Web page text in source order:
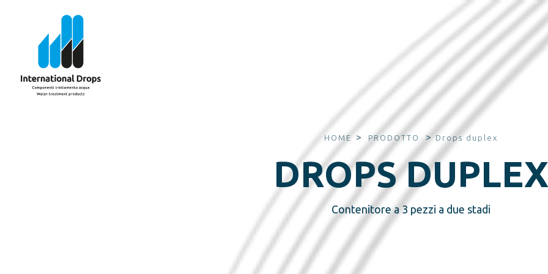
HOME > PRODOTTO > Drops duplex
DROPS DUPLEX
Contenitore a 3 pezzi a due stadi